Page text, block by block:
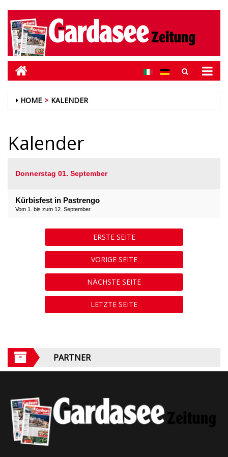
HOME KALENDER
Kalender
Donnerstag 01. September
Kürbisfest in Pastrengo
Vom 1. bis zum 12. September
ERSTE SEITE
VORIGE SEITE
NÄCHSTE SEITE
LETZTE SEITE
PARTNER